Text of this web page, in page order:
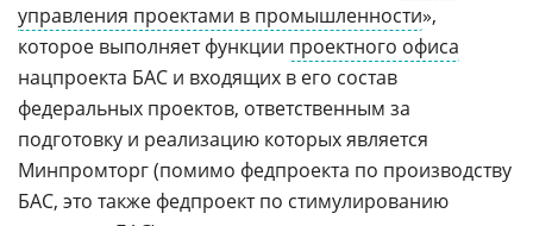
управления проектами в промышленности»,
которое выполняет функции проектного офиса
нацпроекта БАС и входящих в его состав
федеральных проектов, ответственным за
подготовку и реализацию которых является
Минпромторг (помимо федпроекта по производству
БАС, это также федпроект по стимулированию